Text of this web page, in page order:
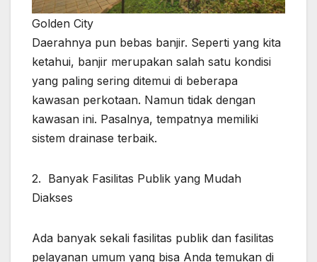
Golden City
Daerahnya pun bebas banjir. Seperti yang kita
ketahui, banjir merupakan salah satu kondisi
yang paling sering ditemui di beberapa
kawasan perkotaan. Namun tidak dengan
kawasan ini. Pasalnya, tempatnya memiliki
sistem drainase terbaik.
2. Banyak Fasilitas Publik yang Mudah
Diakses
Ada banyak sekali fasilitas publik dan fasilitas
pelayanan umum yang bisa Anda temukan di